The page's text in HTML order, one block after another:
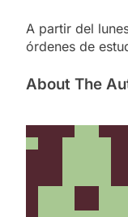
A partir del
órdenes de
About The